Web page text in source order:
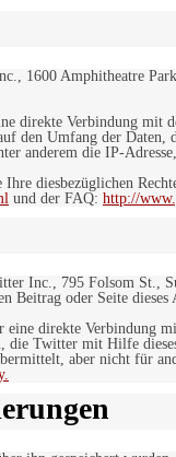
1600 Amphitheatre
direkte Verbindung
den Umfang der
anderem die IP-
diesbezüglichen
und der FAQ: http://
Inc., 795 Folsom
oder Seite
direkte
Twitter mit Hilfe
aber nicht für